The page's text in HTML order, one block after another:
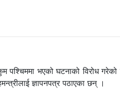
पश्चिममा भएको घटनाको विरोध
ज्ञापनपत्र पठाएका छन् ।